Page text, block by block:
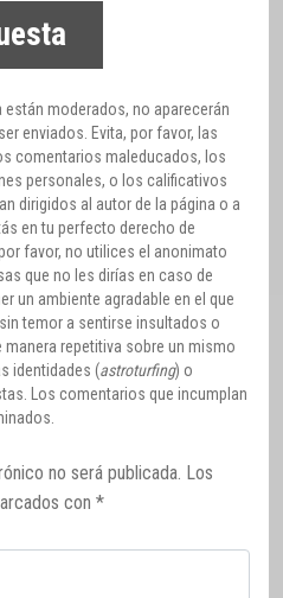
moderados, no aparecerán
enviados. Evita, por favor, las
comentarios maleducados, los
personales, o los calificativos
dirigidos al autor de la página o a
en tu perfecto derecho de
favor, no utilices el anonimato
que no les dirías en caso de
un ambiente agradable en el que
temor a sentirse insultados o
repetitiva sobre un mismo
identidades (astroturfing) o
Los comentarios que incumplan
no será publicada. Los
con *